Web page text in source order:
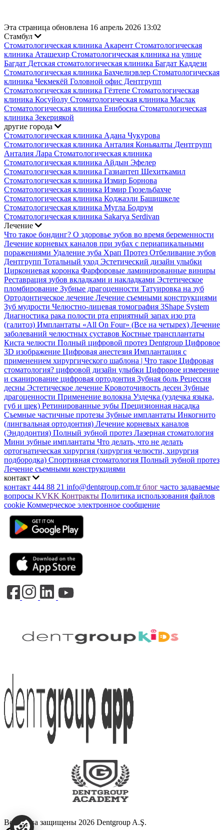
Эта страница обновлена 16 апрель 2026 13:02
Стамбул
Стоматологическая клиника Акарент Стоматологическая
клиника Аташехир Стоматологическая клиника на улице
Багдат Детская стоматологическая клиника Багдат Каддези
Стоматологическая клиника Бахчелиэвлер Стоматологическая
клиника Чекмекёй Головной офис Дентгрупп
Стоматологическая клиника Гёзтепе Стоматологическая
клиника Косуйолу Стоматологическая клиника Маслак
Стоматологическая клиника Енибосна Стоматологическая
клиника Зекериякой
другие города
Стоматологическая клиника Адана Чукурова
Стоматологическая клиника Анталия Коньяалты Дентгрупп
Анталия Лара Стоматологическая клиника
Стоматологическая клиника Айдын Эфелер
Стоматологическая клиника Газиантеп Шехиткамил
Стоматологическая клиника Измир Борнова
Стоматологическая клиника Измир Гюзельбахче
Стоматологическая клиника Коджаэли Башишкеле
Стоматологическая клиника Мугла Бодрум
Стоматологическая клиника Sakarya Serdivan
Лечение
Что такое бондинг? О здоровье зубов во время беременности
Лечение корневых каналов при зубах с периапикальными
поражениями Удаление зуба Храп Протез Отбеливание зубов
Дентгрупп Тотальный уход Эстетический дизайн улыбки
Циркониевая коронка Фарфоровые ламинированные виниры
Реставрация зубов вкладками и накладками Эстетическое
пломбирование Зубные драгоценности Татуировка на зуб
Ортодонтическое лечение Лечение съемными конструкциями
Зуб мудрости Челюстно-лицевая томография 3Shape System
Диагностика рака полости рта еприятный запах изо рта
(галитоз) Имплантаты «All On Four» (Все на четырех) Лечение
заболеваний челюстных суставов Костные трансплантаты
Киста челюсти Полный цифровой протез Dentgroup Цифровое
3D изображение Цифровая анестезия Имплантация с
применением хирургического шаблона | Что такое Цифровая
стоматология? цифровой дизайн улыбки Цифровое измерение
и сканирование цифровая ортодонтия Зубная боль Рецессия
десны Эстетическое лечение Кровоточивость десен Зубные
драгоценности Применение волокна Уздечка (уздечка языка,
губ и щек) Ретинированные зубы Прецизионная насадка
Съемные частичные протезы Зубные имплантаты Инкогнито
(лингвальная ортодонтия) Лечение корневых каналов
(Эндодонтия) Полный зубной протез Лазерная стоматология
Мини зубные имплантаты Что делать, что не делать
ортогнатическая хирургия (хирургия челюсти, хирургия
подбородка) Спортивная стоматология Полный зубной протез
Лечение съемными конструкциями
контакт
контакт 444 88 21 info@dentgroup.com.tr блог часто задаваемые
вопросы KVKK Контракты Политика использования файлов
cookie Коммерческое электронное сообщение
Все права защищены 2026 Dentgroup A.Ş.